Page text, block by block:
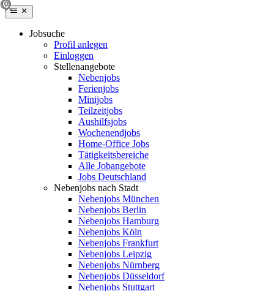
Jobsuche
Profil anlegen
Einloggen
Stellenangebote
Nebenjobs
Ferienjobs
Minijobs
Teilzeitjobs
Aushilfsjobs
Wochenendjobs
Home-Office Jobs
Tätigkeitsbereiche
Alle Jobangebote
Jobs Deutschland
Nebenjobs nach Stadt
Nebenjobs München
Nebenjobs Berlin
Nebenjobs Hamburg
Nebenjobs Köln
Nebenjobs Frankfurt
Nebenjobs Leipzig
Nebenjobs Nürnberg
Nebenjobs Düsseldorf
Nebenjobs Stuttgart